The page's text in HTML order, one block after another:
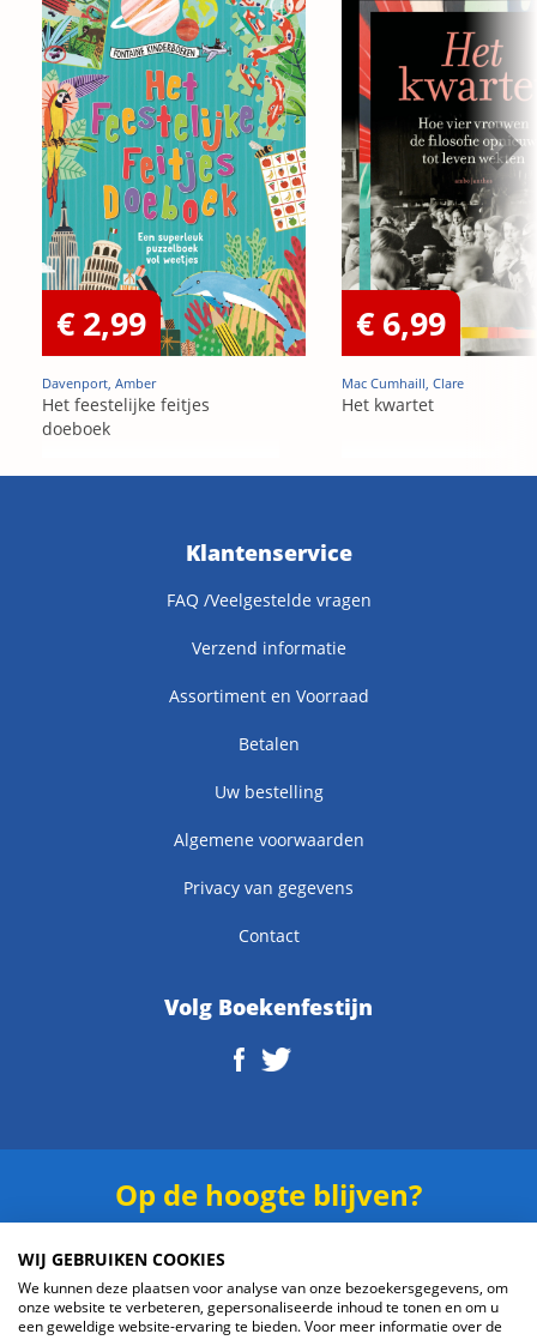
€ 2,99
Davenport, Amber
Het feestelijke feitjes
doeboek
€ 6,99
Mac Cumhaill, Clare
Het kwartet
Klantenservice
FAQ /Veelgestelde vragen
Verzend informatie
Assortiment en Voorraad
Betalen
Uw bestelling
Algemene voorwaarden
Privacy van gegevens
Contact
Volg Boekenfestijn
Op de hoogte blijven?
WIJ GEBRUIKEN COOKIES
We kunnen deze plaatsen voor analyse van onze bezoekersgegevens, om
onze website te verbeteren, gepersonaliseerde inhoud te tonen en om u
een geweldige website-ervaring te bieden. Voor meer informatie over de